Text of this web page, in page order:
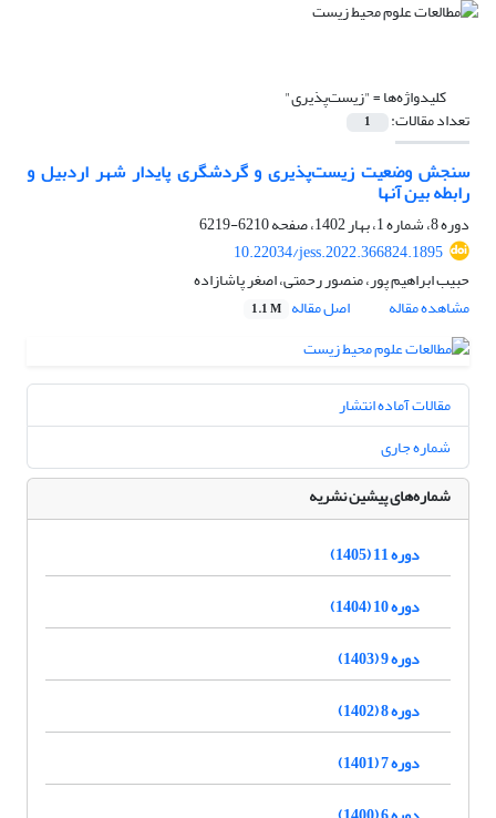
کلیدواژه‌ها ="زیست‌پذیری"
تعداد مقالات: 1
سنجش وضعیت زیست‌پذیری و گردشگری پایدار شهر اردبیل و
رابطه بین آنها
دوره 8، شماره 1، بهار 1402، صفحه
6210-6219
10.22034/jess.2022.366824.1895
حبیب ابراهیم پور، منصور رحمتی، اصغر پاشازاده
مشاهده مقاله
اصل مقاله 1.1 M
مقالات آماده انتشار
شماره جاری
شماره‌های پیشین نشریه
دوره 11 (1405)
دوره 10 (1404)
دوره 9 (1403)
دوره 8 (1402)
دوره 7 (1401)